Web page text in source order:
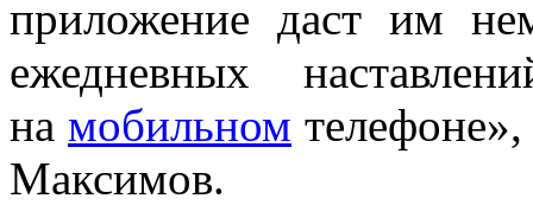
приложение даст им
ежедневных
на мобильном
Максимов.